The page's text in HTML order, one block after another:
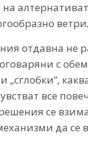
отдавна не
с
все
се
да се